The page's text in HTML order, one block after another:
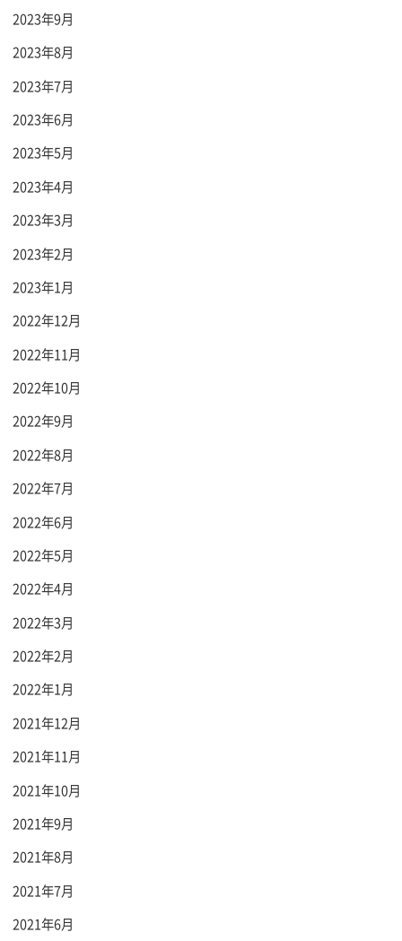
2023年9月
2023年8月
2023年7月
2023年6月
2023年5月
2023年4月
2023年3月
2023年2月
2023年1月
2022年12月
2022年11月
2022年10月
2022年9月
2022年8月
2022年7月
2022年6月
2022年5月
2022年4月
2022年3月
2022年2月
2022年1月
2021年12月
2021年11月
2021年10月
2021年9月
2021年8月
2021年7月
2021年6月